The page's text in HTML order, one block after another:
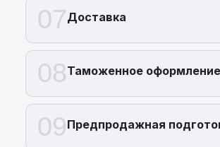
07Доставка
08Таможенное оформление
09Предпродажная